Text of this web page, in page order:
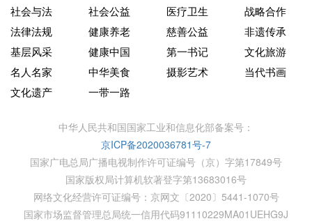
社会与法
社会公益 医疗卫生
战略合作
法律法规
健康养老 慈善公益
非遗传承
基层风采
健康中国 第一书记
文化旅游
名人名家
中华美食 摄影艺术
当代书画
文化遗产
一带一路
中华人民共和国国家工业和信息化部备案号：
京ICP备2020036781号-7
国家广电总局广播电视制作许可证编号（京）字第17849号
国家版权局计算机软著登字第13683016号
网络文化经营许可证编号：京网文〔2020〕5441-1070号
国家市场监督管理总局统一信用代码91110229MA01UEHG9J